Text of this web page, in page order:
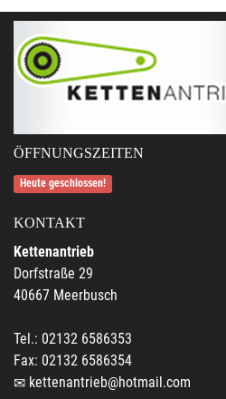
ÖFFNUNGSZEITEN
Heute geschlossen!
KONTAKT
Kettenantrieb
Dorfstraße 29
40667 Meerbusch
Tel.: 02132 6586353
Fax: 02132 6586354
kettenantrieb@hotmail.com